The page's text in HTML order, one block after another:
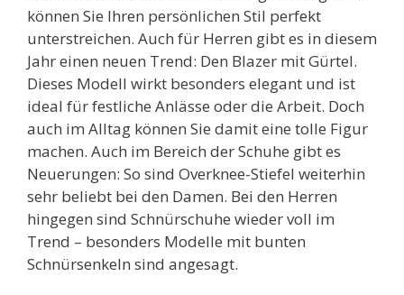
können Sie Ihren persönlichen Stil perfekt
unterstreichen. Auch für Herren gibt es in diesem
Jahr einen neuen Trend: Den Blazer mit Gürtel.
Dieses Modell wirkt besonders elegant und ist
ideal für festliche Anlässe oder die Arbeit. Doch
auch im Alltag können Sie damit eine tolle Figur
machen. Auch im Bereich der Schuhe gibt es
Neuerungen: So sind Overknee-Stiefel weiterhin
sehr beliebt bei den Damen. Bei den Herren
hingegen sind Schnürschuhe wieder voll im
Trend – besonders Modelle mit bunten
Schnürsenkeln sind angesagt.